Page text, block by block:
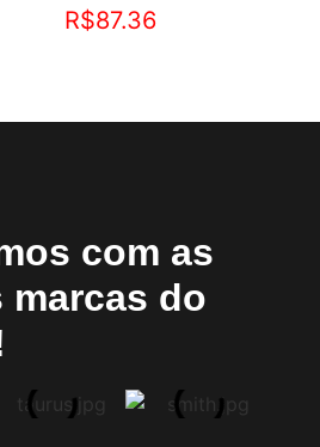
R$87.36
com as
marcas do